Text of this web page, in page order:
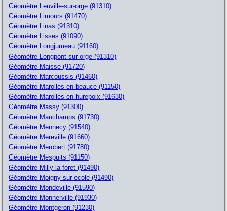
Géomètre Leuville-sur-orge (91310)
Géomètre Limours (91470)
Géomètre Linas (91310)
Géomètre Lisses (91090)
Géomètre Longjumeau (91160)
Géomètre Longpont-sur-orge (91310)
Géomètre Maisse (91720)
Géomètre Marcoussis (91460)
Géomètre Marolles-en-beauce (91150)
Géomètre Marolles-en-hurepoix (91630)
Géomètre Massy (91300)
Géomètre Mauchamps (91730)
Géomètre Mennecy (91540)
Géomètre Mereville (91660)
Géomètre Merobert (91780)
Géomètre Mespuits (91150)
Géomètre Milly-la-foret (91490)
Géomètre Moigny-sur-ecole (91490)
Géomètre Mondeville (91590)
Géomètre Monnerville (91930)
Géomètre Montgeron (91230)